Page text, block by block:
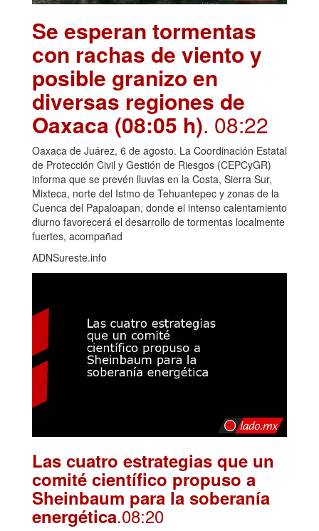
Se esperan tormentas
con rachas de viento y
posible granizo en
diversas regiones de
Oaxaca (08:05 h). 08:22
Oaxaca de Juárez, 6 de agosto. La Coordinación Estatal
de Protección Civil y Gestión de Riesgos (CEPCyGR)
informa que se prevén lluvias en la Costa, Sierra Sur,
Mixteca, norte del Istmo de Tehuantepec y zonas de la
Cuenca del Papaloapan, donde el intenso calentamiento
diurno favorecerá el desarrollo de tormentas localmente
fuertes, acompañad
ADNSureste.info
Las cuatro estrategias que un
comité científico propuso a
Sheinbaum para la soberanía
energética.08:20